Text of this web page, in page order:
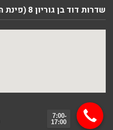
שדרות דוד בן גוריון 8 (פינת המסילה), באר שבע
7:00-
17:00
גלילה